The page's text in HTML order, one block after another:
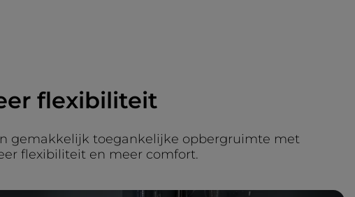
flexibiliteit
gemakkelijk toegankelijke opbergruimte met
flexibiliteit en meer comfort.